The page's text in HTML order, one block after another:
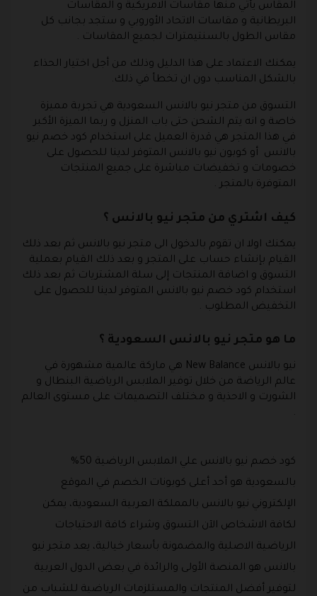
المقاس يأتي منها مقاسات الامريكية و المقاسات
البريطانية و مقاسات الاتحاد الأوروبي و ستجد بجانب كل
مقاس الطول بالسنتيمترات لجميع المقاسات .
يمكنك الاعتماد على هذا الدليل وذلك من أجل اختيار الحذاء
بالشكل المناسب دون ان تخطأ في ذلك.
التسوق من متجر نيو بالانس السعودية هي تجربة مميزة
خاصة و انه يتم الشحن حتى باب المنزل و ربما الميزة الأكبر
في هذا المتجر هي قدرة العميل على استخدام كود خصم نيو
بالانس أو كوبون نيو بالانس المتوفر لدينا للحصول على
خصومات و تخفيضات مباشرة على جميع المنتجات
المتوفرة بالمتجر .
كيف اشتري من متجر نيو بالانس ؟
يمكنك اولا ان تقوم بالدخول الى متجر نيو بالانس ثم بعد ذلك
القيام بإنشاء حساب على المتجر و بعد ذلك القيام بعملية
التسوق و اضافة المنتجات إلى سلة المشتريات ثم بعد ذلك
استخدام كود خصم نيو بالانس المتوفر لدينا للحصول على
التخفيض المطلوب .
ما هو متجر نيو بالانس السعودية ؟
نيو بالانس New Balance هي ماركة عالمية مشهورة في
عالم الرياضة من خلال توفير الملابس الرياضية البنطال و
الشورت و الاحذية و مختلف التصميمات على مستوى العالم
.
كود خصم نيو بالانس علي الملابس الرياضية 50%
بالسعودية هو أحد أعلى كوبونات الخصم في الموقع
الإلكتروني نيو بالانس بالمملكة العربية السعودية، يمكن
لكافة الاشخاص الآن التسوق وشراء كافة الاحتياجات
الرياضية الاصلية والمضمونة بأسعار خيالية، يعد متجر نيو
بالانس هو المنصة الأولى والرائدة في بعض الدول العربية
لتوفير أفضل المنتجات والمستلزمات الرياضية للشباب من